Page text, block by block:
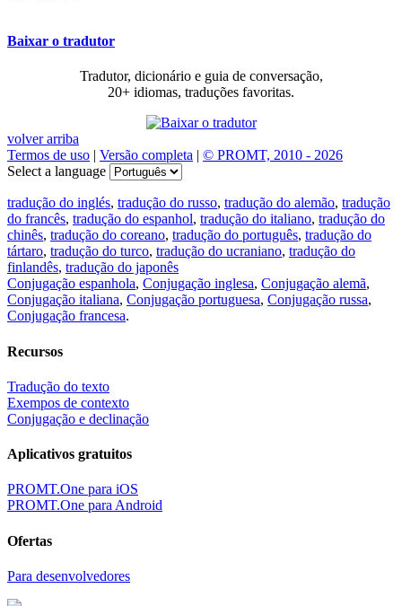
Baixar o tradutor
Tradutor, dicionário e guia de conversação,
20+ idiomas, traduções favoritas.
volver arriba
Termos de uso | Versão completa | © PROMT, 2010 - 2026
Select a language
tradução do inglés, tradução do russo, tradução do alemão, tradução
do francês, tradução do espanhol, tradução do italiano, tradução do
chinês, tradução do coreano, tradução do português, tradução do
tártaro, tradução do turco, tradução do ucraniano, tradução do
finlandês, tradução do japonês
Conjugação espanhola, Conjugação inglesa, Conjugação alemã,
Conjugação italiana, Conjugação portuguesa, Conjugação russa,
Conjugação francesa.
Recursos
Tradução do texto
Exempos de contexto
Conjugação e declinação
Aplicativos gratuitos
PROMT.One para iOS
PROMT.One para Android
Ofertas
Para desenvolvedores